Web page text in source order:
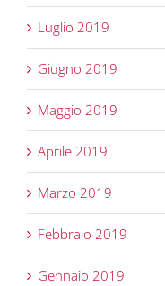
Luglio 2019
Giugno 2019
Maggio 2019
Aprile 2019
Marzo 2019
Febbraio 2019
Gennaio 2019